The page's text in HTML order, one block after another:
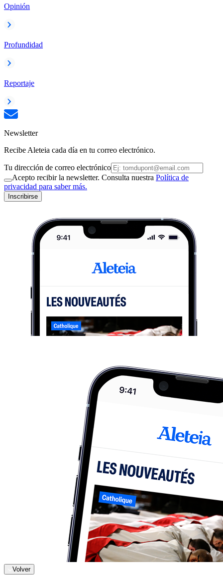
Opinión
Profundidad
Reportaje
Newsletter
Recibe Aleteia cada día en tu correo electrónico.
Tu dirección de correo electrónico
Acepto recibir la newsletter. Consulta nuestra Política de
privacidad para saber más.
Inscribirse
Volver